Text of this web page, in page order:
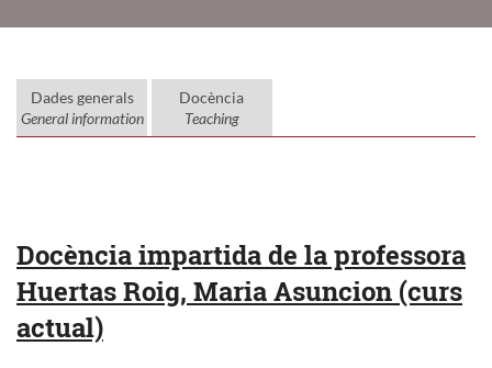
Dades generals
General information
Docència
Teaching
Docència impartida de la professora
Huertas Roig, Maria Asuncion (curs
actual)